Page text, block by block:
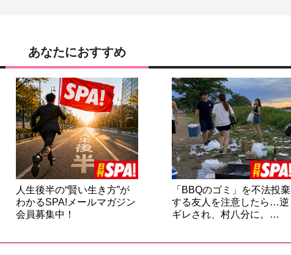
あなたにおすすめ
人生後半の“賢い生き方”が
わかるSPA!メールマガジン
会員募集中！
「BBQのゴミ」を不法投棄
する友人を注意したら…逆
ギレされ、村八分に。…